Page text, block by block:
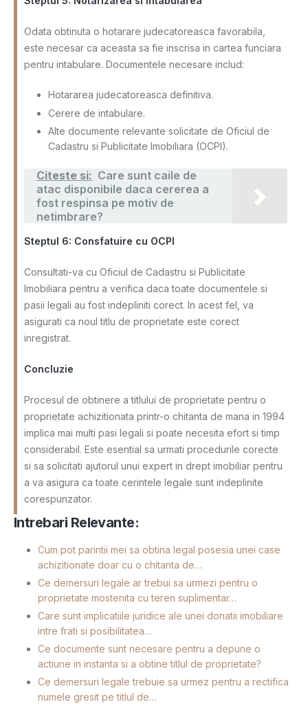
Odata obtinuta o hotarare judecatoreasca favorabila,
este necesar ca aceasta sa fie inscrisa in cartea funciara
pentru intabulare. Documentele necesare includ:
Hotararea judecatoreasca definitiva.
Cerere de intabulare.
Alte documente relevante solicitate de Oficiul de
Cadastru si Publicitate Imobiliara (OCPI).
Citeste si: Care sunt caile de
atac disponibile daca cererea a
fost respinsa pe motiv de
netimbrare?
Steptul 6: Consfatuire cu OCPI
Consultati-va cu Oficiul de Cadastru si Publicitate
Imobiliara pentru a verifica daca toate documentele si
pasii legali au fost indepliniti corect. In acest fel, va
asigurati ca noul titlu de proprietate este corect
inregistrat.
Concluzie
Procesul de obtinere a titlului de proprietate pentru o
proprietate achizitionata printr-o chitanta de mana in 1994
implica mai multi pasi legali si poate necesita efort si timp
considerabil. Este esential sa urmati procedurile corecte
si sa solicitati ajutorul unui expert in drept imobiliar pentru
a va asigura ca toate cerintele legale sunt indeplinite
corespunzator.
Intrebari Relevante:
Cum pot parintii mei sa obtina legal posesia unei case
achizitionate doar cu o chitanta de…
Ce demersuri legale ar trebui sa urmezi pentru o
proprietate mostenita cu teren suplimentar…
Care sunt implicatiile juridice ale unei donatii imobiliare
intre frati si posibilitatea…
Ce documente sunt necesare pentru a depune o
actiune in instanta si a obtine titlul de proprietate?
Ce demersuri legale trebuie sa urmez pentru a rectifica
numele gresit pe titlul de…